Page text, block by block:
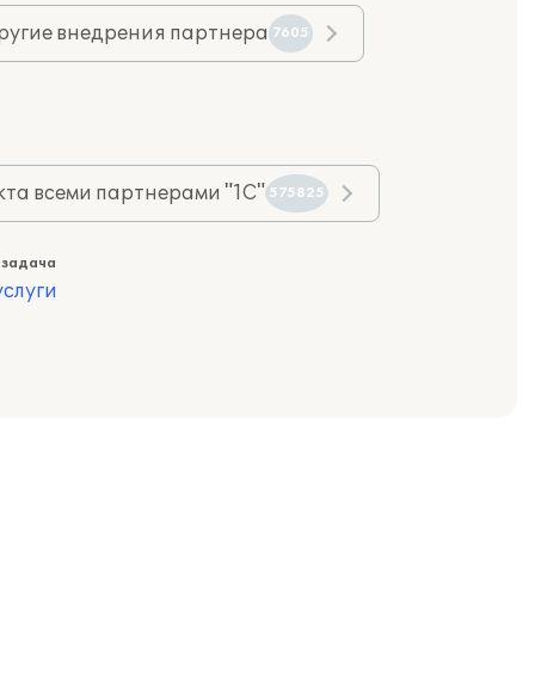
внедрения партнера 7605
всеми партнерами "1С" 575825